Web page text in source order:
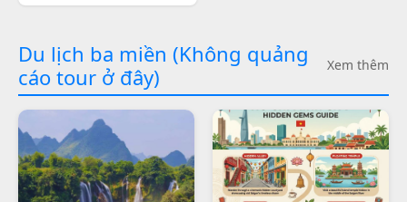
Du lịch ba miền (Không quảng
cáo tour ở đây)
Xem thêm